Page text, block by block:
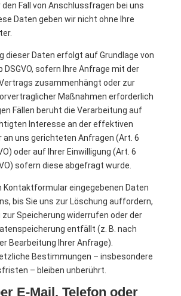
Fall von Anschlussfragen bei uns
Daten geben wir nicht ohne Ihre
dieser Daten erfolgt auf Grundlage von
DSGVO, sofern Ihre Anfrage mit der
zusammenhängt oder zur
Maßnahmen erforderlich
Fällen beruht die Verarbeitung auf
Interesse an der effektiven
an uns gerichteten Anfragen (Art. 6
oder auf Ihrer Einwilligung (Art. 6
sofern diese abgefragt wurde.
Kontaktformular eingegebenen Daten
bis Sie uns zur Löschung auffordern,
zur Speicherung widerrufen oder der
entfällt (z. B. nach
Bearbeitung Ihrer Anfrage).
Bestimmungen – insbesondere
– bleiben unberührt.
E-Mail, Telefon oder